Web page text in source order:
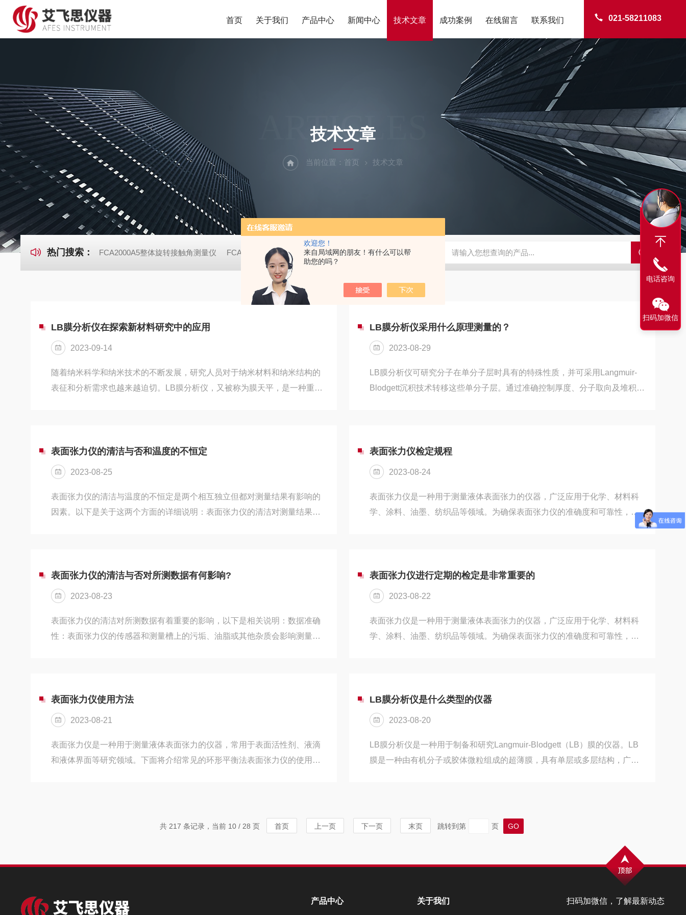
欢迎您！
来自局域网的朋友！有什么可以帮
助您的吗？
021-58211083
首页 关于我们 产品中心 新闻中心 技术文章 成功案例 在线留言 联系我们
ARTICLES
技术文章
当前位置： 首页 技术文章
热门搜索： FCA2000A5整体旋转接触角测量仪 FCA2000B接触角测量仪（测量液晶屏款） 动态表面张力仪 TX500C PRO视频旋转滴界面张力仪 FST200A全自动表面张力仪
LB膜分析仪在探索新材料研究中的应用
2023-09-14
随着纳米科学和纳米技术的不断发展，研究人员对于纳米材料和纳米结构的
表征和分析需求也越来越迫切。LB膜分析仪，又被称为膜天平，是一种重要
中，形成单分子膜，然后将膜转移到固体基板上进行测量和分析。该仪器通
常由浸没槽、脱水装置和测量系统等组成，能够提供高分辨率和高灵敏度
的...
LB膜分析仪采用什么原理测量的？
2023-08-29
LB膜分析仪可研究分子在单分子层时具有的特殊性质，并可采用Langmuir-
Blodgett沉积技术转移这些单分子层。通过准确控制厚度、分子取向及堆积密
力；由膜的面积和加入的成膜物质的量可计算出每个成膜物质分子所占据的
面积；由相应的作用力及浮片长度可计算出表面压，从而可得到表面...
表面张力仪的清洁与否和温度的不恒定
2023-08-25
表面张力仪的清洁与温度的不恒定是两个相互独立但都对测量结果有影响的
因素。以下是关于这两个方面的详细说明：表面张力仪的清洁对测量结果的
接触情况，导致测量结果产生误差。因此，在每次测量前，应确保传感器和
测量槽的表面干净无污染。b.接触角问题：传感器表面的污垢会使液体在传
感器表面形成较...
表面张力仪检定规程
2023-08-24
表面张力仪是一种用于测量液体表面张力的仪器，广泛应用于化学、材料科
学、涂料、油墨、纺织品等领域。为确保表面张力仪的准确度和可靠性，进
行定期的检定是非常重要的。下面是一个大致的表面张力仪检定规程，供参
准备好校准用的标准液体和其他必要的辅助设备。二、校准前准备工作清洁
仪器：使用适当的清洁剂和软布清洁仪器的传感器，确保其表面干净无污
染。检查电源：确保电...
表面张力仪的清洁与否对所测数据有何影响?
2023-08-23
表面张力仪的清洁对所测数据有着重要的影响，以下是相关说明：数据准确
性：表面张力仪的传感器和测量槽上的污垢、油脂或其他杂质会影响测量的
面张力。如果传感器表面有污垢，则会使液体在传感器表面形成较大的接触
角，从而导致测得的表面张力值偏低。因此，保持传感器表面的清洁可以减
少液体与传感器之间...
表面张力仪进行定期的检定是非常重要的
2023-08-22
表面张力仪是一种用于测量液体表面张力的仪器，广泛应用于化学、材料科
学、涂料、油墨、纺织品等领域。为确保表面张力仪的准确度和可靠性，进
准备好校准用的标准液体和其他必要的辅助设备。二、校准前准备工作清洁
仪器：使用适当的清洁剂和软布清洁仪器的传感器，确保其表面干净无污
染。检查电源：确保电...
表面张力仪使用方法
2023-08-21
表面张力仪是一种用于测量液体表面张力的仪器，常用于表面活性剂、液滴
和液体界面等研究领域。下面将介绍常见的环形平衡法表面张力仪的使用方
稳固。校准和调试：打开表面张力仪软件，并进行校准操作。校准通常包括
LB膜分析仪是什么类型的仪器
2023-08-20
LB膜分析仪是一种用于制备和研究Langmuir-Blodgett（LB）膜的仪器。LB
膜是一种由有机分子或胶体微粒组成的超薄膜，具有单层或多层结构，广泛
子或微粒自组织形成单层或多层的薄膜。Blodgett转移膜是通过将固体基底缓
共 217 条记录，当前 10 / 28 页 首页 上一页 下一页 末页 跳转到第 页
扫码加微信，了解最新动态
产品中心 关于我们
电话咨询
扫码加微信